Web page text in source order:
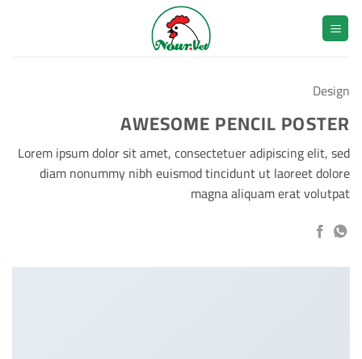
تخطي
للمحتوى
Design
AWESOME PENCIL POSTER
Lorem ipsum dolor sit amet, consectetuer adipiscing elit, sed
diam nonummy nibh euismod tincidunt ut laoreet dolore
magna aliquam erat volutpat